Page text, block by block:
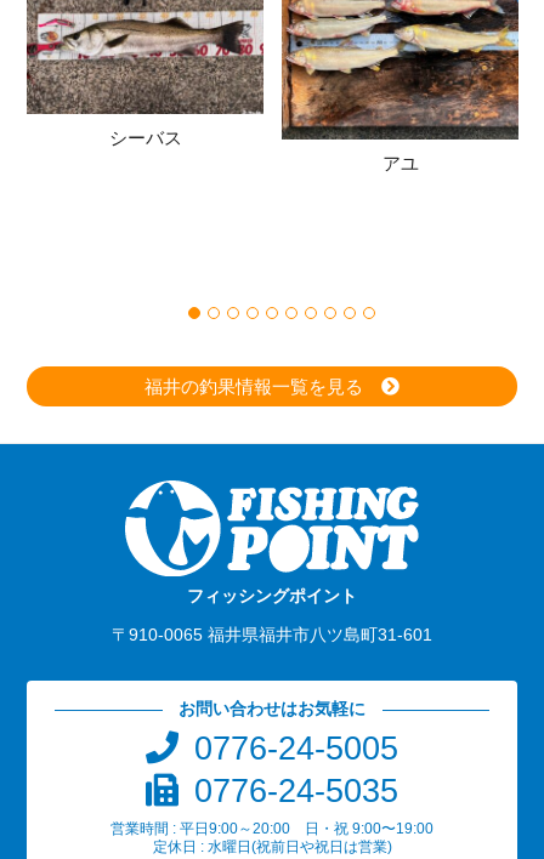
シーバス
アユ
福井の釣果情報一覧を見る
フィッシングポイント
〒910-0065 福井県福井市八ツ島町31-601
お問い合わせはお気軽に
0776-24-5005
0776-24-5035
営業時間 : 平日9:00～20:00 日・祝 9:00〜19:00
定休日 : 水曜日(祝前日や祝日は営業)